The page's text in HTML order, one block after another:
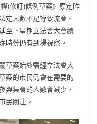
(修訂)條例草案》原定昨
定人數不足導致流會。
至下星期立法會大會續
時份仍有到場視察。
草案始終需經立法會大
案的市民仍會在需要的
與集會的人數會減少，
民關注。